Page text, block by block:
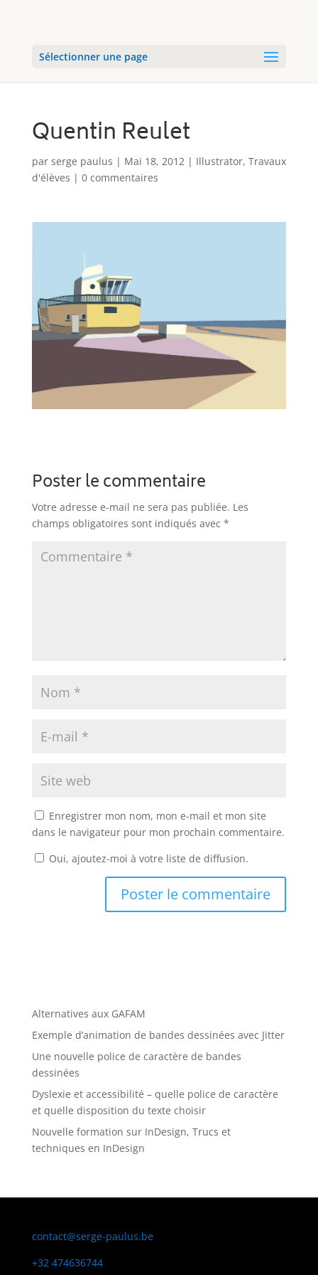
Sélectionner une page
Quentin Reulet
par serge paulus | Mai 18, 2012| Illustrator, Travaux
d'élèves | 0 commentaires
Poster le commentaire
Votre adresse e-mail ne sera pas publiée. Les
champs obligatoires sont indiqués avec *
Enregistrer mon nom, mon e-mail et mon site
dans le navigateur pour mon prochain commentaire.
Oui, ajoutez-moi à votre liste de diffusion.
Alternatives aux GAFAM
Exemple d’animation de bandes dessinées avec Jitter
Une nouvelle police de caractère de bandes
dessinées
Dyslexie et accessibilité – quelle police de caractère
et quelle disposition du texte choisir
Nouvelle formation sur InDesign, Trucs et
techniques en InDesign
contact@serge-paulus.be
+32 474636744